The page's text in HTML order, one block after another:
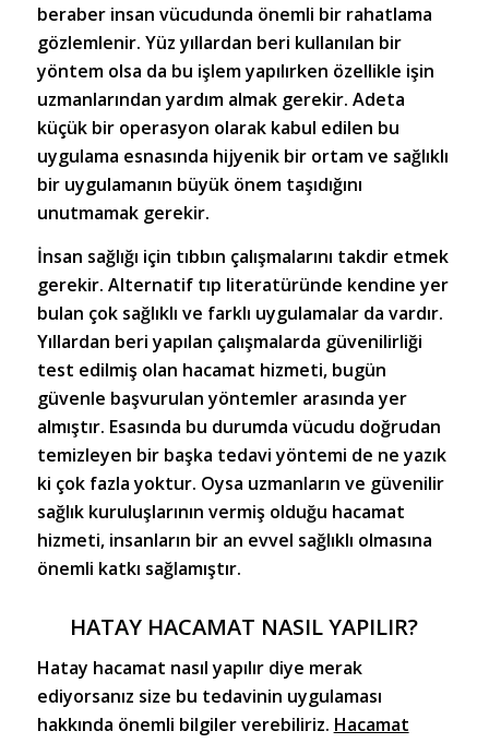
beraber insan vücudunda önemli bir rahatlama
gözlemlenir. Yüz yıllardan beri kullanılan bir
yöntem olsa da bu işlem yapılırken özellikle işin
uzmanlarından yardım almak gerekir. Adeta
küçük bir operasyon olarak kabul edilen bu
uygulama esnasında hijyenik bir ortam ve sağlıklı
bir uygulamanın büyük önem taşıdığını
unutmamak gerekir.
İnsan sağlığı için tıbbın çalışmalarını takdir etmek
gerekir. Alternatif tıp literatüründe kendine yer
bulan çok sağlıklı ve farklı uygulamalar da vardır.
Yıllardan beri yapılan çalışmalarda güvenilirliği
test edilmiş olan hacamat hizmeti, bugün
güvenle başvurulan yöntemler arasında yer
almıştır. Esasında bu durumda vücudu doğrudan
temizleyen bir başka tedavi yöntemi de ne yazık
ki çok fazla yoktur. Oysa uzmanların ve güvenilir
sağlık kuruluşlarının vermiş olduğu hacamat
hizmeti, insanların bir an evvel sağlıklı olmasına
önemli katkı sağlamıştır.
HATAY HACAMAT NASIL YAPILIR?
Hatay hacamat nasıl yapılır diye merak
ediyorsanız size bu tedavinin uygulaması
hakkında önemli bilgiler verebiliriz. Hacamat